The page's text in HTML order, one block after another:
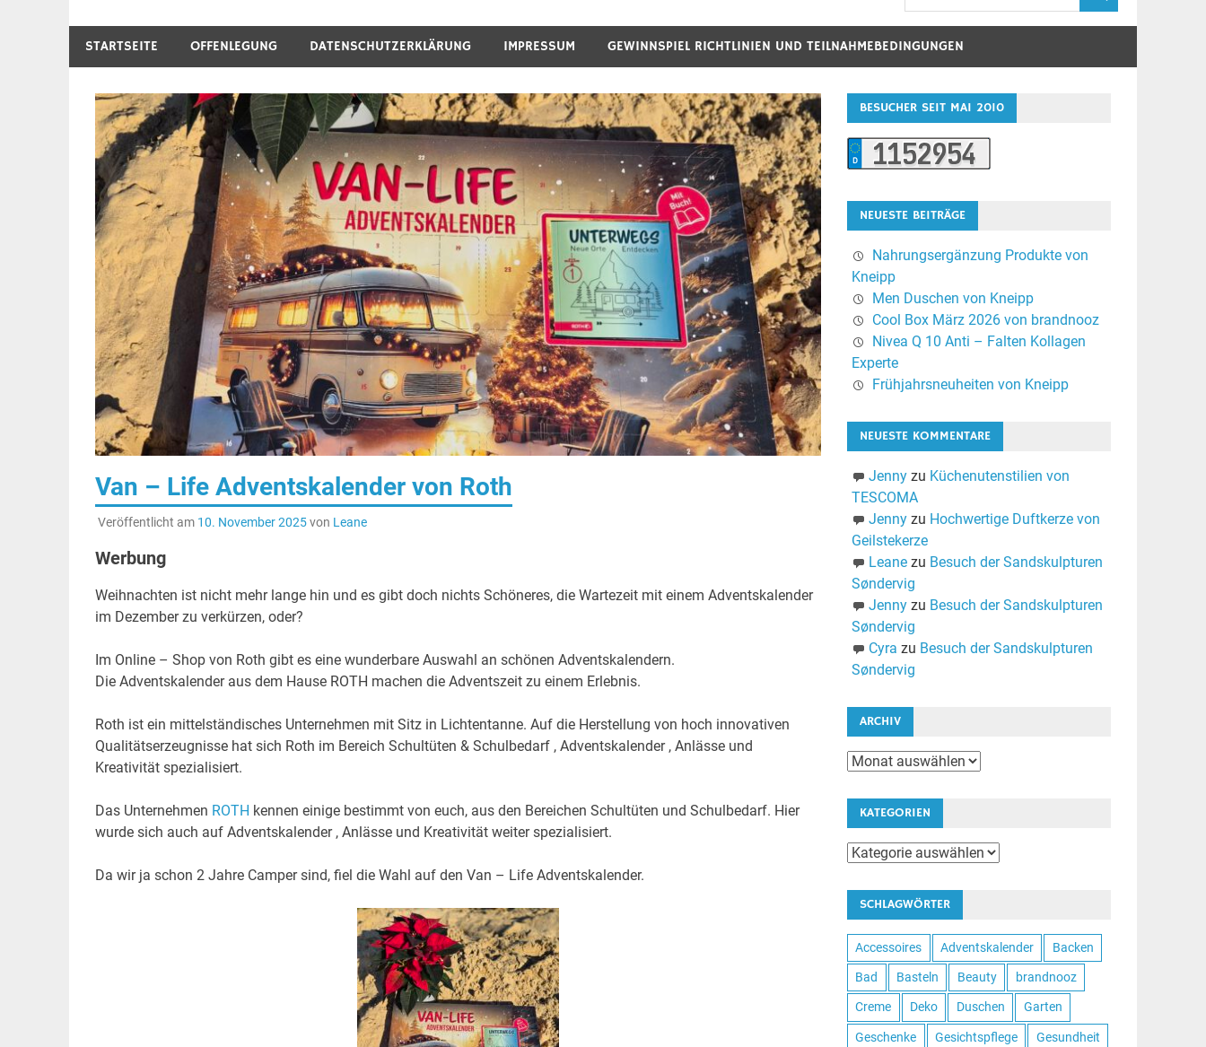
STARTSEITE OFFENLEGUNG DATENSCHUTZERKLÄRUNG IMPRESSUM GEWINNSPIEL RICHTLINIEN UND TEILNAHMEBEDINGUNGEN
Van – Life Adventskalender von Roth
Veröffentlicht am 10. November 2025von Leane
Werbung
Weihnachten ist nicht mehr lange hin und es gibt doch nichts Schöneres, die Wartezeit mit einem Adventskalender
im Dezember zu verkürzen, oder?
Im Online – Shop von Roth gibt es eine wunderbare Auswahl an schönen Adventskalendern.
Die Adventskalender aus dem Hause ROTH machen die Adventszeit zu einem Erlebnis.
Roth ist ein mittelständisches Unternehmen mit Sitz in Lichtentanne. Auf die Herstellung von hoch innovativen
Qualitätserzeugnisse hat sich Roth im Bereich Schultüten & Schulbedarf , Adventskalender , Anlässe und
Kreativität spezialisiert.
Das Unternehmen ROTH kennen einige bestimmt von euch, aus den Bereichen Schultüten und Schulbedarf. Hier
wurde sich auch auf Adventskalender , Anlässe und Kreativität weiter spezialisiert.
Da wir ja schon 2 Jahre Camper sind, fiel die Wahl auf den Van – Life Adventskalender.
BESUCHER SEIT MAI 2010
NEUESTE BEITRÄGE
Nahrungsergänzung Produkte von
Kneipp
Men Duschen von Kneipp
Cool Box März 2026 von brandnooz
Nivea Q 10 Anti – Falten Kollagen
Experte
Frühjahrsneuheiten von Kneipp
NEUESTE KOMMENTARE
Jennyzu Küchenutenstilien von
TESCOMA
Jennyzu Hochwertige Duftkerze von
Geilstekerze
Leanezu Besuch der Sandskulpturen
Søndervig
Jennyzu Besuch der Sandskulpturen
Søndervig
Cyra zu Besuch der Sandskulpturen
Søndervig
ARCHIV
Archiv
KATEGORIEN
Kategorien
SCHLAGWÖRTER
Accessoires Adventskalender Backen
Bad Basteln Beauty brandnooz
Creme Deko Duschen Garten
Geschenke Gesichtspflege Gesundheit